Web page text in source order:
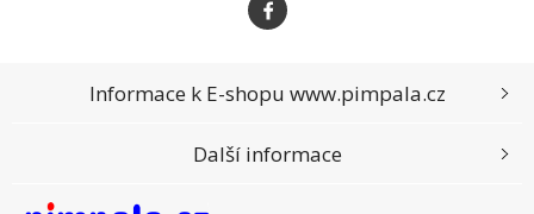
Informace k E-shopu www.pimpala.cz
Další informace